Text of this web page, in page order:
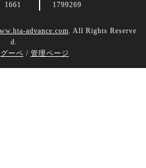
1661 1799269
advance.com. All Rights Reserve
d.
グーペ / 管理ページ